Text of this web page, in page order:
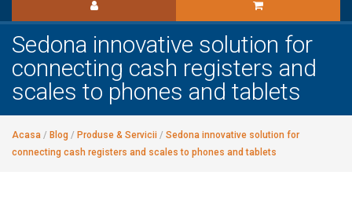
Sedona innovative solution for
connecting cash registers and
scales to phones and tablets
Acasa / Blog / Produse & Servicii / Sedona innovative solution for
connecting cash registers and scales to phones and tablets